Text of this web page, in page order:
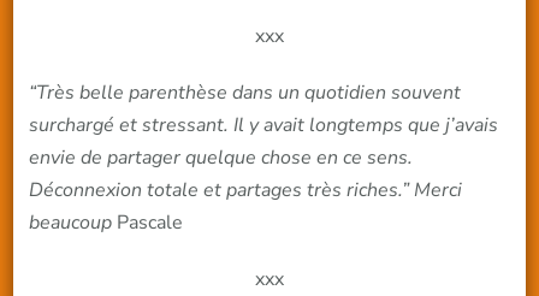
xxx
“Très belle parenthèse dans un quotidien souvent
surchargé et stressant. Il y avait longtemps que j’avais
envie de partager quelque chose en ce sens.
Déconnexion totale et partages très riches.” Merci
beaucoupPascale
xxx